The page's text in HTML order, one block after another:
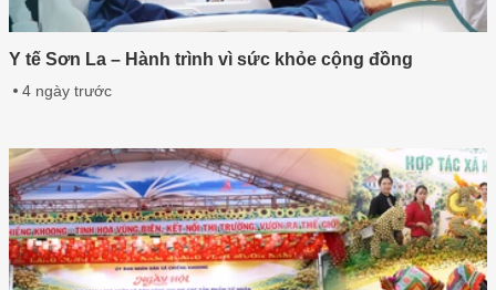
Y tế Sơn La – Hành trình vì sức khỏe cộng đồng
4 ngày trước